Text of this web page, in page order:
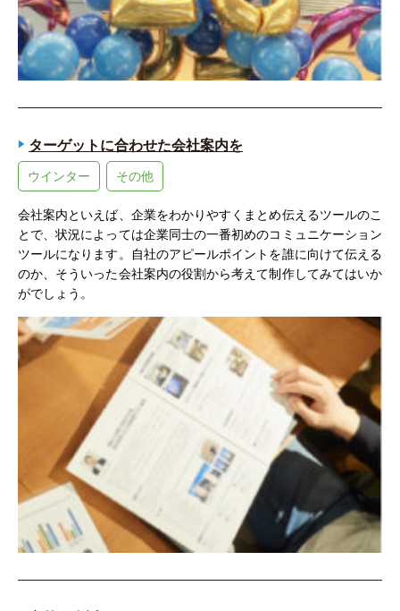
ターゲットに合わせた会社案内を
ウインター その他
会社案内といえば、企業をわかりやすくまとめ伝えるツールのこ
とで、状況によっては企業同士の一番初めのコミュニケーション
ツールになります。自社のアピールポイントを誰に向けて伝える
のか、そういった会社案内の役割から考えて制作してみてはいか
がでしょう。